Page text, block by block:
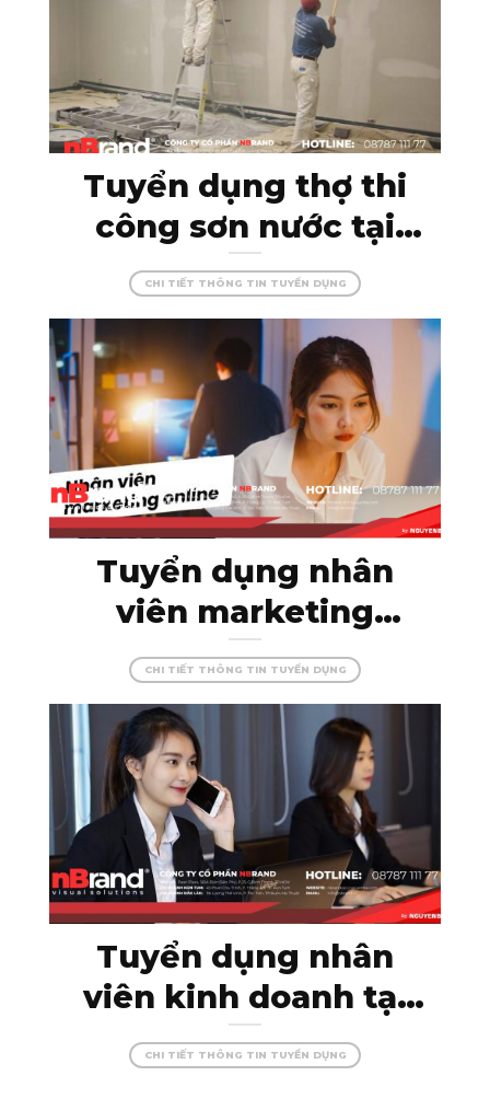
Tuyển dụng thợ thi
công sơn nước tại
Kon Tum – đam mê
cùng màu sắc, tạo
dựng những công
trình hoàn hảo!
CHI TIẾT THÔNG TIN TUYỂN DỤNG
Tuyển dụng nhân
viên marketing
online – thỏa sức
sáng tạo cùng
nBrand!
CHI TIẾT THÔNG TIN TUYỂN DỤNG
Tuyển dụng nhân
viên kinh doanh tại
Kon Tum – thu nhập
khủng, đãi ngộ xịn!
CHI TIẾT THÔNG TIN TUYỂN DỤNG